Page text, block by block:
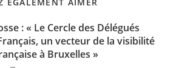
: « Le Cercle des Délégués
un vecteur de la visibilité
à Bruxelles »